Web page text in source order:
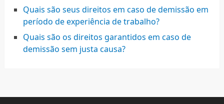
Quais são seus direitos em caso de demissão em
período de experiência de trabalho?
Quais são os direitos garantidos em caso de
demissão sem justa causa?